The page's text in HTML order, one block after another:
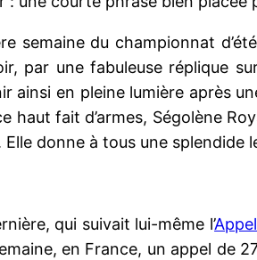
semaine du championnat
par une fabuleuse réplique
en pleine lumière après
fait d’armes, Ségolène
donne à tous une splendide
qui suivait lui-même l’
en France, un appel de